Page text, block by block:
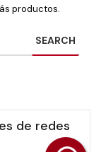
productos.
SEARCH
de redes